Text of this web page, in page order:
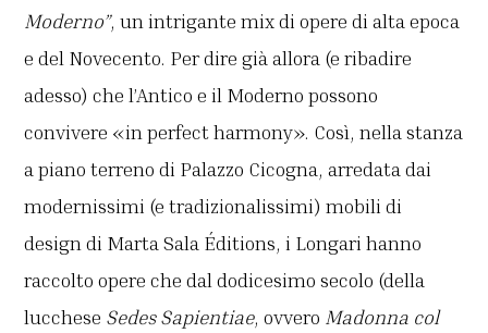
Moderno”, un intrigante mix di opere di alta epoca
e del Novecento. Per dire già allora (e ribadire
adesso) che l’Antico e il Moderno possono
convivere «in perfect harmony». Così, nella stanza
a piano terreno di Palazzo Cicogna, arredata dai
modernissimi (e tradizionalissimi) mobili di
design di Marta Sala Éditions, i Longari hanno
raccolto opere che dal dodicesimo secolo (della
lucchese Sedes Sapientiae, ovvero Madonna col